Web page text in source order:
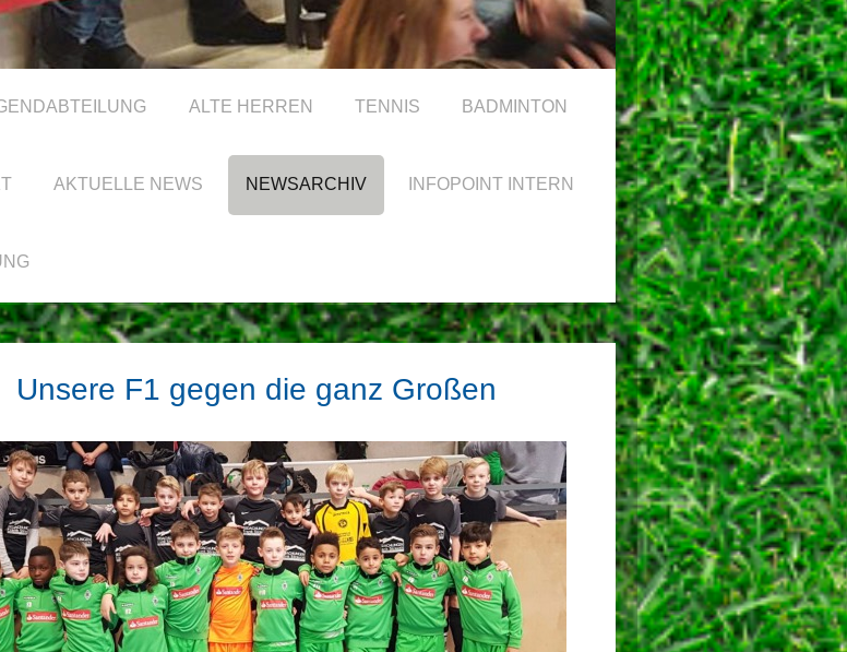
ALTE HERREN TENNIS BADMINTON
AKTUELLE NEWS NEWSARCHIV INFOPOINT INTERN
Unsere F1 gegen die ganz Großen